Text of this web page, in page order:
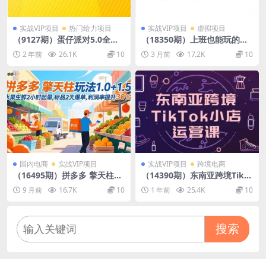
实战VIP项目 热门给力项目
（9127期）蛋仔派对5.0全新
蓝海玩法，一天4000+，懒人
稳定放单变现，手机平板即
可…
2 年前 26.1K 10
实战VIP项目 虚拟项目
（18350期）上班也能玩的酒
店CK数据归集，一单0.7单窗
口每天可做100单，一个人就
能矩阵操作
3 月前 17.2K 10
国内电商 实战VIP项目
（16495期）拼多多 擎天柱玩
法1.0+1.5，水果生鲜2小时起
量,标品2天爆单,利润率提升3
9 月前 16.7K 10
实战VIP项目 跨境电商
（14390期）东南亚跨境TikT
ok小店运营课，掌握店铺设置
与流量转化核心技巧
1 年前 25.4K 10
搜索